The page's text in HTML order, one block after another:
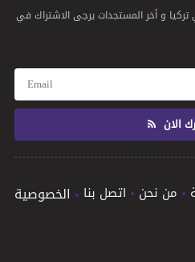
تركيا و أخر المستجدات يرجى الاشتراك في
الان
الخصوصية اتصل بنا من نحن